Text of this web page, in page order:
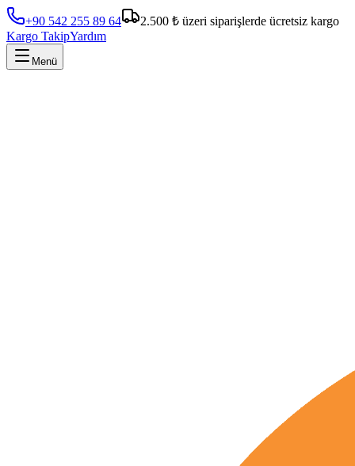
+90 542 255 89 64
2.500 ₺ üzeri siparişlerde ücretsiz kargo
Kargo TakipYardım
Menü